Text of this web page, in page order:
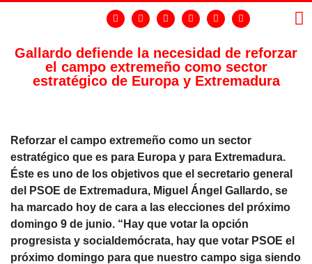
Gallardo defiende la necesidad de reforzar
el campo extremeño como sector
estratégico de Europa y Extremadura
Reforzar el campo extremeño como un sector
estratégico que es para Europa y para Extremadura.
Éste es uno de los objetivos que el secretario general
del PSOE de Extremadura, Miguel Ángel Gallardo, se
ha marcado hoy de cara a las elecciones del próximo
domingo 9 de junio. “Hay que votar la opción
progresista y socialdemócrata, hay que votar PSOE el
próximo domingo para que nuestro campo siga siendo